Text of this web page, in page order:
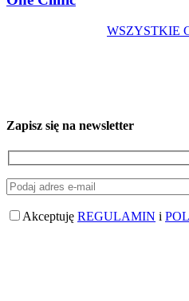
WSZYSTKIE
Zapisz się na newsletter
Akceptuję REGULAMIN i